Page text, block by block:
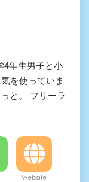
4年生男子と小
を使っていま
と。 フリーラ
Website